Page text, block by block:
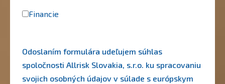
Financie
Odoslaním formulára udeľujem súhlas
spoločnosti Allrisk Slovakia, s.r.o. ku spracovaniu
svojich osobných údajov v súlade s európskym